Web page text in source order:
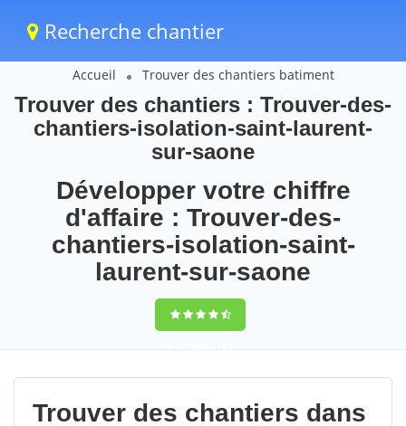
Recherche chantier
Accueil Trouver des chantiers batiment
Trouver des chantiers : Trouver-des-
chantiers-isolation-saint-laurent-
sur-saone
Développer votre chiffre
d'affaire : Trouver-des-
chantiers-isolation-saint-
laurent-sur-saone
9,5(100%)107
votes
Trouver des chantiers dans